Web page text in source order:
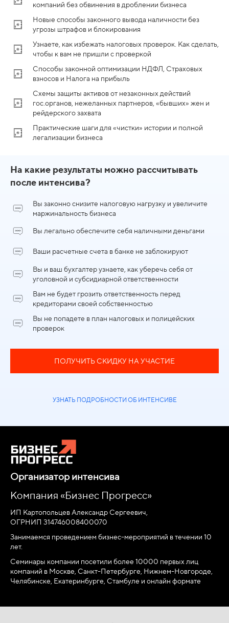
компаний без обвинения в дроблении бизнеса
Новые способы законного вывода наличности без
угрозы штрафов и блокирования
Узнаете, как избежать налоговых проверок. Как сделать,
чтобы к вам не пришли с проверкой
Способы законной оптимизации НДФЛ, Страховых
взносов и Налога на прибыль
Схемы защиты активов от незаконных действий
гос.органов, нежеланных партнеров, «бывших» жен и
рейдерского захвата
Практические шаги для «чистки» истории и полной
легализации бизнеса
На какие результаты можно рассчитывать
после интенсива?
Вы законно снизите налоговую нагрузку и увеличите
маржинальность бизнеса
Вы легально обеспечите себя наличными деньгами
Ваши расчетные счета в банке не заблокируют
Вы и ваш бухгалтер узнаете, как уберечь себя от
уголовной и субсидиарной ответственности
Вам не будет грозить ответственность перед
кредиторами своей собственностью
Вы не попадете в план налоговых и полицейских
проверок
ПОЛУЧИТЬ СКИДКУ НА УЧАСТИЕ
УЗНАТЬ ПОДРОБНОСТИ ОБ ИНТЕНСИВЕ
Организатор интенсива
Компания «Бизнес Прогресс»
ИП Картопольцев Александр Сергеевич,
ОГРНИП 314746008400070
Занимаемся проведением бизнес-мероприятий в течении 10
лет.
Семинары компании посетили более 10000 первых лиц
компаний в Москве, Санкт-Петербурге, Нижнем-Новгороде,
Челябинске, Екатеринбурге, Стамбуле и онлайн формате